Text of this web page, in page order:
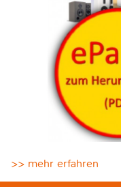
>> mehr erfahren